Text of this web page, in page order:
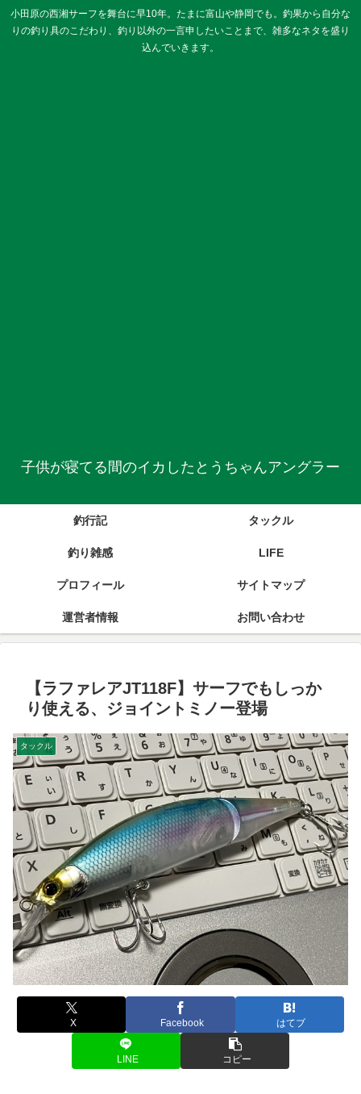
小田原の西湘サーフを舞台に早10年。たまに富山や静岡でも。釣果から自分な
りの釣り具のこだわり、釣り以外の一言申したいことまで、雑多なネタを盛り
込んでいきます。
子供が寝てる間のイカしたとうちゃんアングラー
釣行記 タックル
釣り雑感 LIFE
プロフィール サイトマップ
運営者情報 お問い合わせ
【ラファレアJT118F】サーフでもしっか
り使える、ジョイントミノー登場
タックル
X Facebook はてブ
LINE コピー